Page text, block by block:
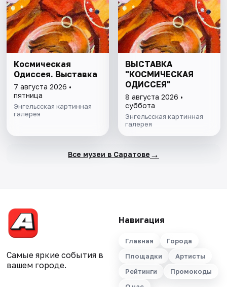
Космическая
Одиссея. Выставка
7 августа 2026 •
пятница
Энгельсская картинная
галерея
ВЫСТАВКА
"КОСМИЧЕСКАЯ
ОДИССЕЯ"
8 августа 2026 •
суббота
Энгельсская картинная
галерея
Все музеи в Саратове →
Самые яркие события в
вашем городе.
Навигация
Главная
Города
Площадки
Артисты
Рейтинги
Промокоды